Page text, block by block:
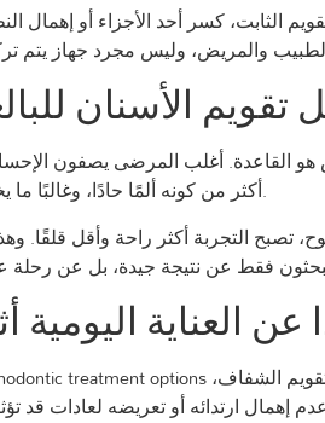
الثابت، كسر أحد الأجزاء أو إهمال
تقويم الأسنان
ليس هو القاعدة. أغلب المرضى يصفون
أكثر من كونه ألمًا حادًا، وغالبًا ما يخف سريعًا مع التأقلم.
تصبح التجربة أكثر راحة وأقل قلقًا.
عن العناية اليومية